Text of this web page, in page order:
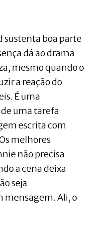
sustenta boa parte
dá ao drama
mesmo quando o
a reação do
É uma
uma tarefa
escrita com
melhores
não precisa
a cena deixa
seja
Ali, o